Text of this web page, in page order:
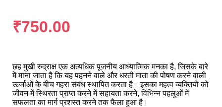
₹750.00
छह मुखी रुद्राक्ष एक अत्यधिक पूजनीय आध्यात्मिक मनका है, जिसके बारे
में माना जाता है कि यह पहनने वाले और धरती माता की पोषण करने वाली
ऊर्जाओं के बीच गहरा संबंध स्थापित करता है। इसका महत्व व्यक्तियों को
जीवन में स्थिरता प्राप्त करने में सहायता करने, विभिन्न पहलुओं में
सफलता का मार्ग प्रशस्त करने तक फैला हुआ है।